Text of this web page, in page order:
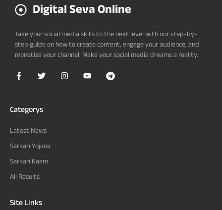
Digital Seva Online
Take your social media skills to the next level with our step-by-
step guide on how to create content, engage your audience, and
monetize your channel. Make your social media dreams a reality.
Categorys
Latest News
Sarkari Yojana
Sarkari Kaam
All Results
Site Links